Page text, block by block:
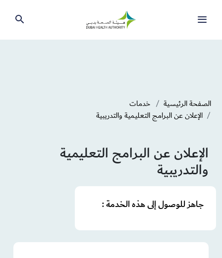
الصفحة الرئيسية
خدمات
الإعلان عن البرامج التعليمية والتدريبية
الإعلان عن البرامج التعليمية
والتدريبية
جاهز للوصول إلى هذه الخدمة :